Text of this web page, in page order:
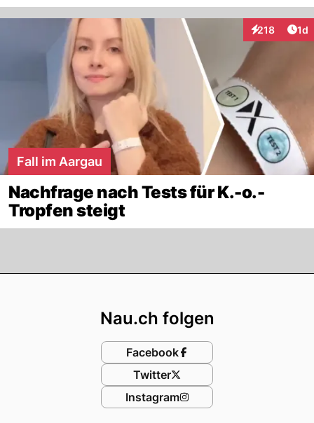
218
Interaktionen
1d
Fall im Aargau
Nachfrage nach Tests für K.-o.-
Tropfen steigt
Nau.ch folgen
Facebook
Twitter
Instagram